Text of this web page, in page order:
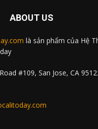
ABOUT US
là sản phẩm của Hệ
#109, San Jose, CA